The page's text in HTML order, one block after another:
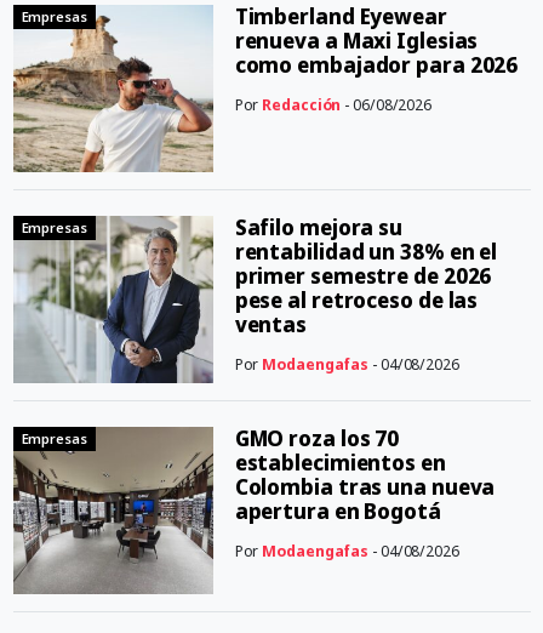
Empresas
Timberland Eyewear
renueva a Maxi Iglesias
como embajador para 2026
Por Redacción - 06/08/2026
Empresas
Safilo mejora su
rentabilidad un 38% en el
primer semestre de 2026
pese al retroceso de las
ventas
Por Modaengafas - 04/08/2026
Empresas
GMO roza los 70
establecimientos en
Colombia tras una nueva
apertura en Bogotá
Por Modaengafas - 04/08/2026